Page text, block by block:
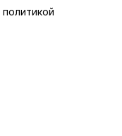
политикой